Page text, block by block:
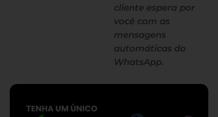
cliente espera por
você com as
mensagens
automáticas do
WhatsApp.